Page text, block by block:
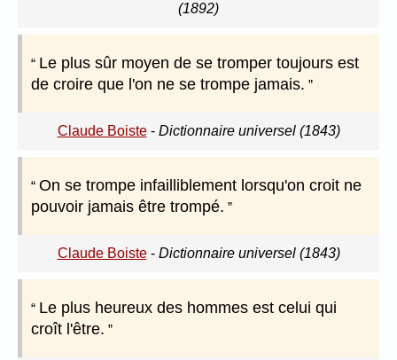
(1892)
Le plus sûr moyen de se tromper toujours est
de croire que l'on ne se trompe jamais.
Claude Boiste- Dictionnaire universel (1843)
On se trompe infailliblement lorsqu'on croit ne
pouvoir jamais être trompé.
Claude Boiste- Dictionnaire universel (1843)
Le plus heureux des hommes est celui qui
croît l'être.